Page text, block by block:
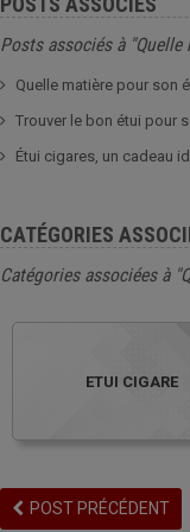
Posts associés à
Quelle matière pour son
Trouver le bon étui pour
Étui cigares, un cadeau
CATÉGORIES
Catégories associées à
ETUI CIGARE
POST PRÉCÉDENT